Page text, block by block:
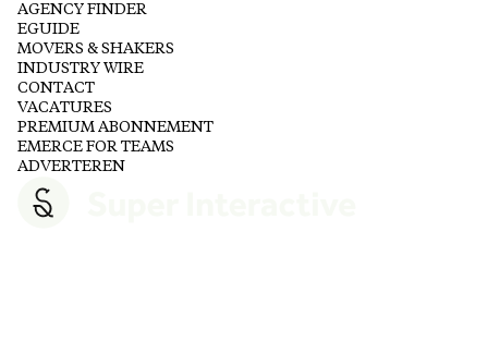
AGENCY FINDER
EGUIDE
MOVERS & SHAKERS
INDUSTRY WIRE
CONTACT
VACATURES
PREMIUM ABONNEMENT
EMERCE FOR TEAMS
ADVERTEREN